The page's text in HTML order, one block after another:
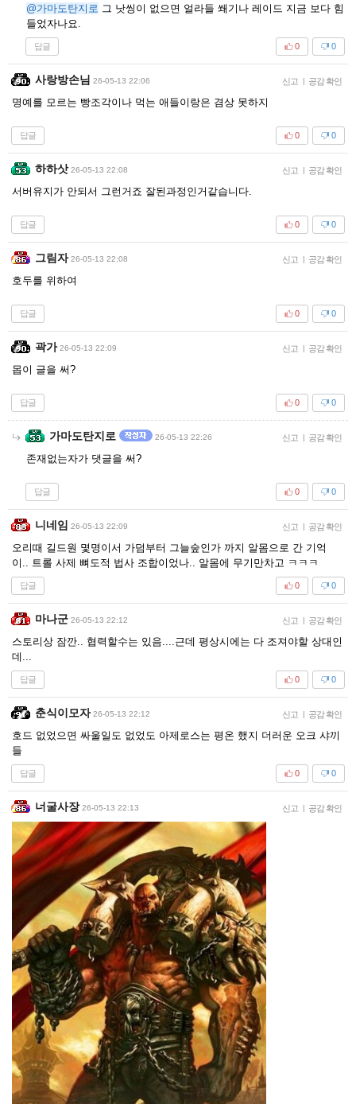
@가마도탄지로 그 낫씽이 없으면 얼라들 쐐기나 레이드 지금 보다 힘
들었자나요.
답글 0
0
사랑방손님 26-05-13 22:06 신고 | 공감 확인
명예를 모르는 빵조각이나 먹는 애들이랑은 겸상 못하지
답글 0
0
하하삿 26-05-13 22:08 신고 | 공감 확인
서버유지가 안되서 그런거죠 잘된과정인거같습니다.
답글 0
0
그림자 26-05-13 22:08 신고 | 공감 확인
호두를 위하여
답글 0
0
곽가 26-05-13 22:09 신고 | 공감 확인
몹이 글을 써?
답글 0
0
가마도탄지로 26-05-13 22:26 신고 | 공감 확인
존재없는자가 댓글을 써?
답글 0
0
니네임 26-05-13 22:09 신고 | 공감 확인
오리때 길드원 몇명이서 가덤부터 그늘숲인가 까지 알몸으로 간 기억
이.. 트롤 사제 뼈도적 법사 조합이었나.. 알몸에 무기만차고 ㅋㅋㅋ
답글 0
0
마나군 26-05-13 22:12 신고 | 공감 확인
스토리상 잠깐.. 협력할수는 있음....근데 평상시에는 다 조져야할 상대인
데...
답글 0
0
춘식이모자 26-05-13 22:12 신고 | 공감 확인
호드 없었으면 싸울일도 없었도 아제로스는 평온 했지 더러운 오크 샤끼
들
답글 0
0
너굴사장 26-05-13 22:13 신고 | 공감 확인